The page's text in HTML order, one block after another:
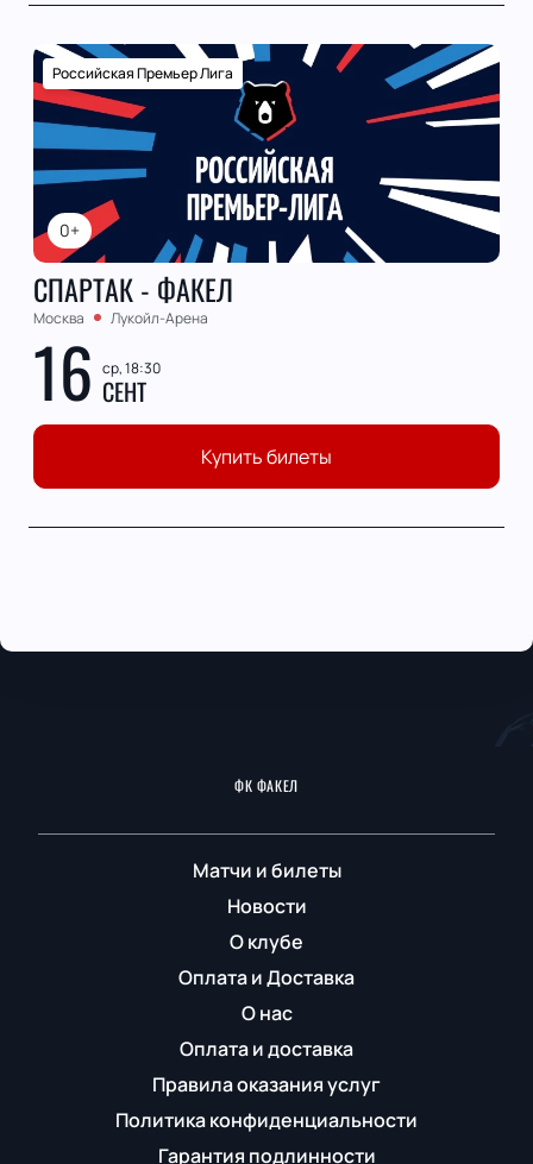
0+
Российская Премьер Лига
СПАРТАК - ФАКЕЛ
Москва Лукойл-Арена
16 ср, 18:30
СЕНТ
Купить билеты
ФК ФАКЕЛ
Матчи и билеты
Новости
О клубе
Оплата и Доставка
О нас
Оплата и доставка
Правила оказания услуг
Политика конфиденциальности
Гарантия подлинности